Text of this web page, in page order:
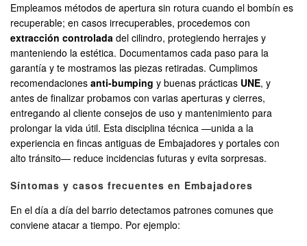
Empleamos métodos de apertura sin rotura cuando el bombín es
recuperable; en casos irrecuperables, procedemos con
extracción controlada del cilindro, protegiendo herrajes y
manteniendo la estética. Documentamos cada paso para la
garantía y te mostramos las piezas retiradas. Cumplimos
recomendaciones anti-bumping y buenas prácticas UNE, y
antes de finalizar probamos con varias aperturas y cierres,
entregando al cliente consejos de uso y mantenimiento para
prolongar la vida útil. Esta disciplina técnica —unida a la
experiencia en fincas antiguas de Embajadores y portales con
alto tránsito— reduce incidencias futuras y evita sorpresas.
Síntomas y casos frecuentes en Embajadores
En el día a día del barrio detectamos patrones comunes que
conviene atacar a tiempo. Por ejemplo: